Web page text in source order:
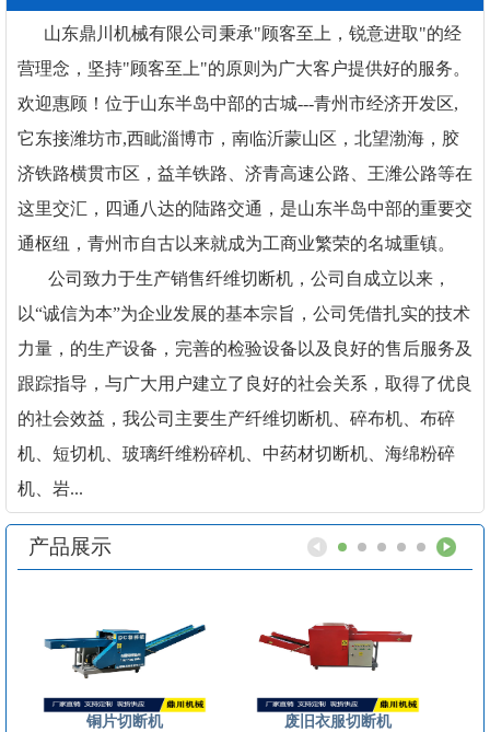
山东鼎川机械有限公司秉承"顾客至上，锐意进取"的经
营理念，坚持"顾客至上"的原则为广大客户提供好的服务。
欢迎惠顾！位于山东半岛中部的古城---青州市经济开发区,
它东接潍坊市,西眦淄博市，南临沂蒙山区，北望渤海，胶
济铁路横贯市区，益羊铁路、济青高速公路、王潍公路等在
这里交汇，四通八达的陆路交通，是山东半岛中部的重要交
通枢纽，青州市自古以来就成为工商业繁荣的名城重镇。
公司致力于生产销售纤维切断机，公司自成立以来，
以“诚信为本”为企业发展的基本宗旨，公司凭借扎实的技术
力量，的生产设备，完善的检验设备以及良好的售后服务及
跟踪指导，与广大用户建立了良好的社会关系，取得了优良
的社会效益，我公司主要生产纤维切断机、碎布机、布碎
机、短切机、玻璃纤维粉碎机、中药材切断机、海绵粉碎
机、岩...
产品展示
铜片切断机 废旧衣服切断机